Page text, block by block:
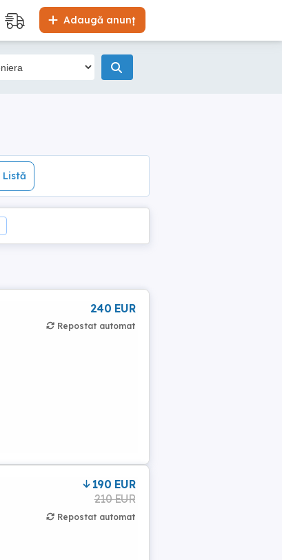
Adaugă anunț
Listă
Listă
240 EUR
Repostat automat
190 EUR
210 EUR
Repostat automat